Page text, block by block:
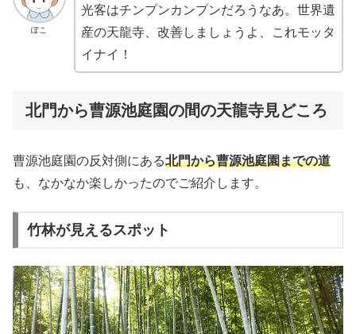
ぽこ
光客はチンプンカンプンだろうなあ。世界遺
産の天龍寺、改善しましょうよ、これモッタ
イナイ！
北門から曹源池庭園の間の天龍寺見どころ
曹源池庭園の反対側にある北門から曹源池庭園までの道
も、なかなか楽しかったのでご紹介します。
竹林が見えるスポット